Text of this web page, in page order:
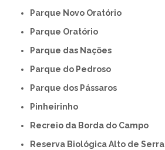
Parque Novo Oratório
Parque Oratório
Parque das Nações
Parque do Pedroso
Parque dos Pássaros
Pinheirinho
Recreio da Borda do Campo
Reserva Biológica Alto de Serra